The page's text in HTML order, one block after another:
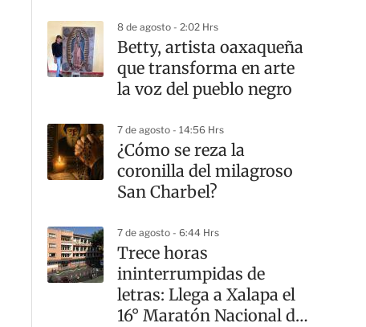
8 de agosto - 2:02 Hrs
Betty, artista oaxaqueña
que transforma en arte
la voz del pueblo negro
7 de agosto - 14:56 Hrs
¿Cómo se reza la
coronilla del milagroso
San Charbel?
7 de agosto - 6:44 Hrs
Trece horas
ininterrumpidas de
letras: Llega a Xalapa el
16° Maratón Nacional de